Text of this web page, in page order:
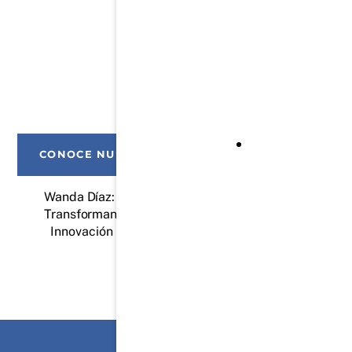
CONOCE NUESTROS SERVICIOS
Wanda Díaz: Limpiando con el Sol y
Transformando Vidas
Innovación Solar para un Futuro Saludable y